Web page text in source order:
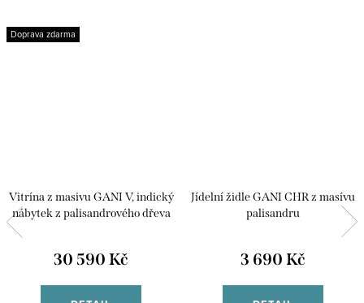
Doprava zdarma
Vitrína z masivu GANI V, indický
nábytek z palisandrového dřeva
30 590 Kč
Jídelní židle GANI CHR z masívu
palisandru
3 690 Kč